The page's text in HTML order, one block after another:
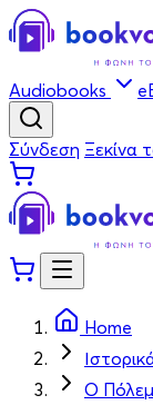
Audiobooks
Σύνδεση Ξεκίνα
Home
Ο